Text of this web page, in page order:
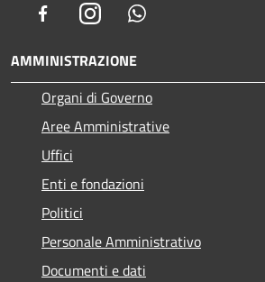
FacebookInstagram
AMMINISTRAZIONE
Organi di Governo
Aree Amministrative
Uffici
Enti e fondazioni
Politici
Personale Amministrativo
Documenti e dati